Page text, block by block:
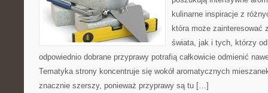
kulinarne inspiracje z
która może zainteresować
świata, jak i tych, którzy
odpowiednio dobrane przyprawy potrafią całkowicie odmienić
Tematyka strony koncentruje się wokół aromatycznych
znacznie szerszy, ponieważ przyprawy są tu […]